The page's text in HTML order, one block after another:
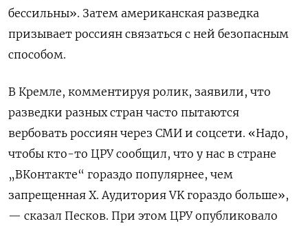
бессильны». Затем американская разведка
призывает россиян связаться с ней безопасным
способом.
В Кремле, комментируя ролик, заявили, что
разведки разных стран часто пытаются
вербовать россиян через СМИ и соцсети. «Надо,
чтобы кто-то ЦРУ сообщил, что у нас в стране
„ВКонтакте“ гораздо популярнее, чем
запрещенная Х. Аудитория VK гораздо больше»,
— сказал Песков. При этом ЦРУ опубликовало